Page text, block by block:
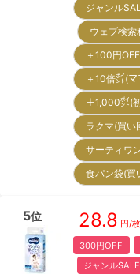
ジャンル
ウェブ検
＋100円
＋10倍㌽(
＋1,000㌽(
ラクマ(買
サーティワ
食パン袋(
5位 28.8 円/枚
300円OFF
ジャンル